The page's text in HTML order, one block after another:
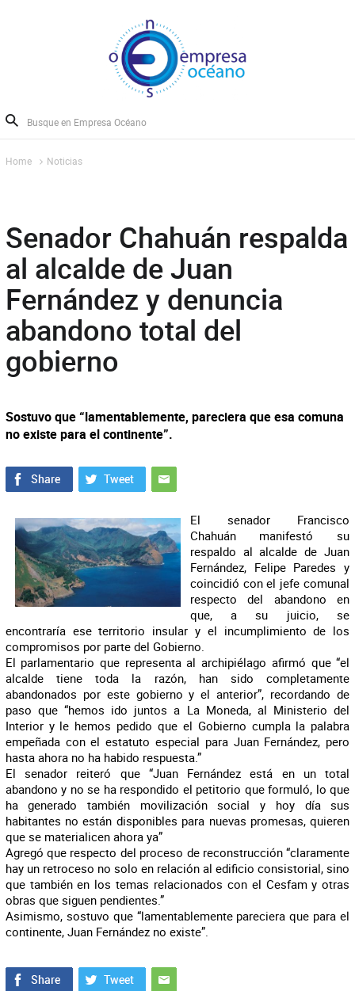
Home Noticias
Senador Chahuán respalda
al alcalde de Juan
Fernández y denuncia
abandono total del
gobierno
Sostuvo que “lamentablemente, pareciera que esa comuna
no existe para el continente”.
El senador Francisco
Chahuán manifestó su
respaldo al alcalde de Juan
Fernández, Felipe Paredes y
coincidió con el jefe comunal
respecto del abandono en
que, a su juicio, se
encontraría ese territorio insular y el incumplimiento de los
compromisos por parte del Gobierno.
El parlamentario que representa al archipiélago afirmó que “el
alcalde tiene toda la razón, han sido completamente
abandonados por este gobierno y el anterior”, recordando de
paso que “hemos ido juntos a La Moneda, al Ministerio del
Interior y le hemos pedido que el Gobierno cumpla la palabra
empeñada con el estatuto especial para Juan Fernández, pero
hasta ahora no ha habido respuesta.”
El senador reiteró que “Juan Fernández está en un total
abandono y no se ha respondido el petitorio que formuló, lo que
ha generado también movilización social y hoy día sus
habitantes no están disponibles para nuevas promesas, quieren
que se materialicen ahora ya”
Agregó que respecto del proceso de reconstrucción “claramente
hay un retroceso no solo en relación al edificio consistorial, sino
que también en los temas relacionados con el Cesfam y otras
obras que siguen pendientes.”
Asimismo, sostuvo que “lamentablemente pareciera que para el
continente, Juan Fernández no existe”.